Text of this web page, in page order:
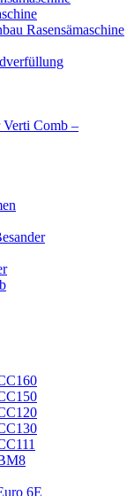
Rasensämaschine
Verti Comb –
6E